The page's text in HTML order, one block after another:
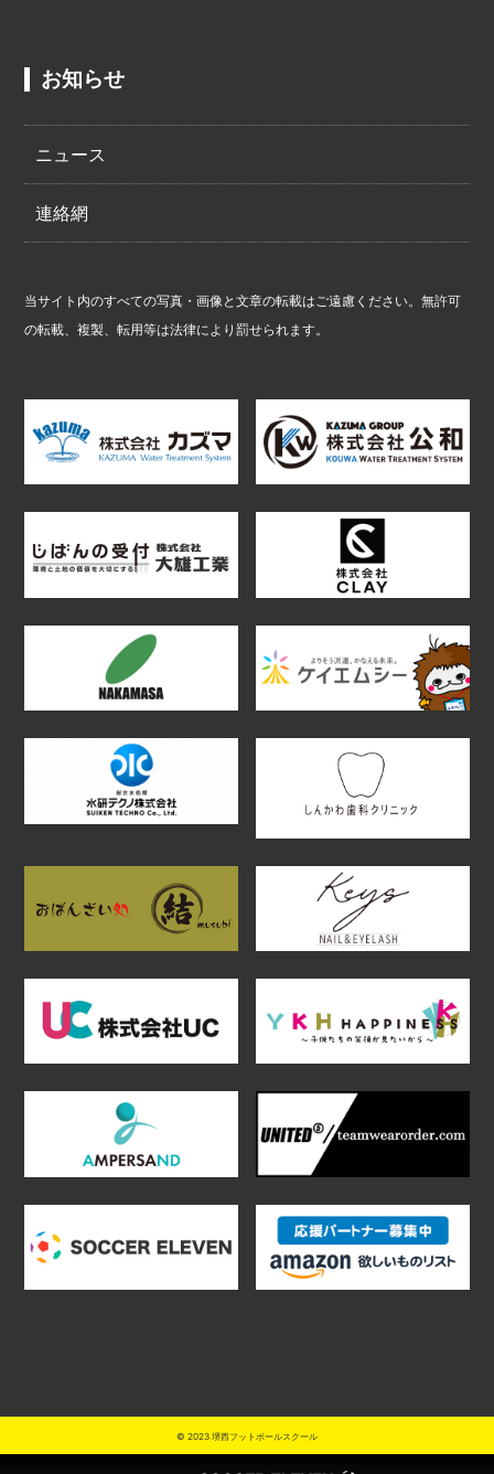
お知らせ
ニュース
連絡網
当サイト内のすべての写真・画像と文章の転載はご遠慮ください。無許可
の転載、複製、転用等は法律により罰せられます。
© 2023 堺西フットボールスクール